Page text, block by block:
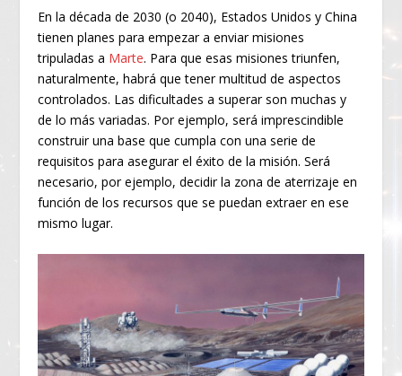
En la década de 2030 (o 2040), Estados Unidos y China
tienen planes para empezar a enviar misiones
tripuladas a Marte. Para que esas misiones triunfen,
naturalmente, habrá que tener multitud de aspectos
controlados. Las dificultades a superar son muchas y
de lo más variadas. Por ejemplo, será imprescindible
construir una base que cumpla con una serie de
requisitos para asegurar el éxito de la misión. Será
necesario, por ejemplo, decidir la zona de aterrizaje en
función de los recursos que se puedan extraer en ese
mismo lugar.